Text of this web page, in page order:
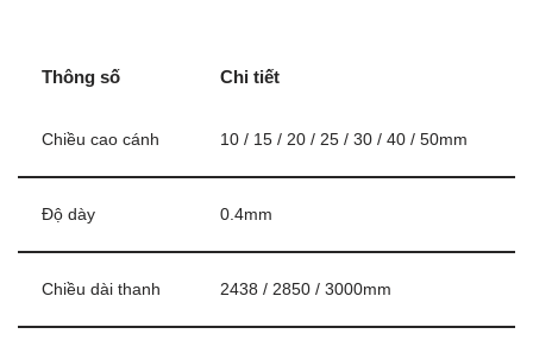
Thông số Chi tiết
Chiều cao cánh 10 / 15 / 20 / 25 / 30 / 40 / 50mm
Độ dày 0.4mm
Chiều dài thanh 2438 / 2850 / 3000mm